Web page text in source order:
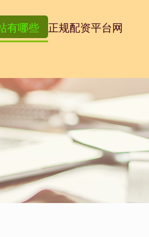
有哪些 正规配资平台网